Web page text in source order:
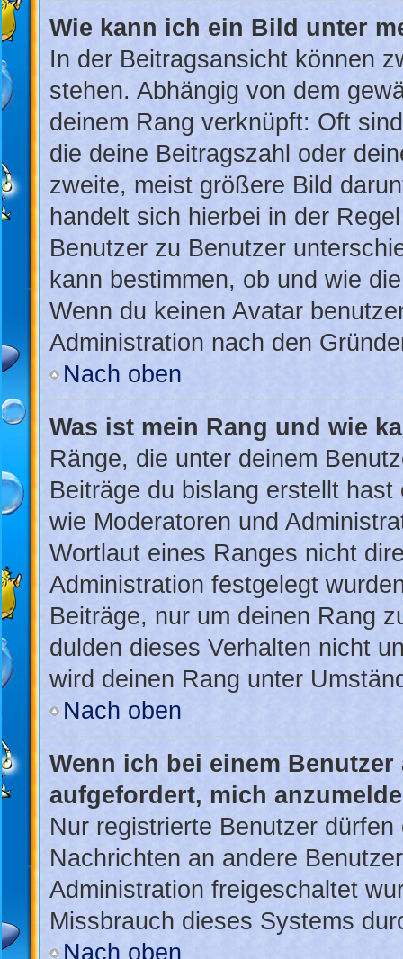
Wie kann ich ein Bild unter
In der Beitragsansicht können
stehen. Abhängig von dem
deinem Rang verknüpft: Oft
die deine Beitragszahl oder
zweite, meist größere Bild
handelt sich hierbei in der
Benutzer zu Benutzer
kann bestimmen, ob und wie
Wenn du keinen Avatar
Administration nach den
Nach oben
Was ist mein Rang und wie
Ränge, die unter deinem
Beiträge du bislang erstellt
wie Moderatoren und
Wortlaut eines Ranges nicht
Administration festgelegt
Beiträge, nur um deinen Rang
dulden dieses Verhalten nicht
wird deinen Rang unter
Nach oben
Wenn ich bei einem
aufgefordert, mich
Nur registrierte Benutzer
Nachrichten an andere
Administration freigeschaltet
Missbrauch dieses Systems
Nach oben